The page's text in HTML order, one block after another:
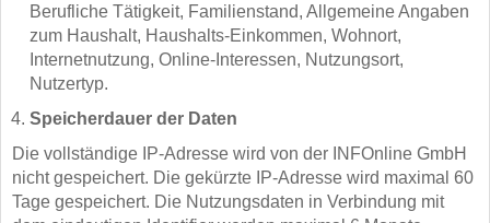
Berufliche Tätigkeit, Familienstand, Allgemeine Angaben
zum Haushalt, Haushalts-Einkommen, Wohnort,
Internetnutzung, Online-Interessen, Nutzungsort,
Nutzertyp.
Speicherdauer der Daten
Die vollständige IP-Adresse wird von der INFOnline GmbH
nicht gespeichert. Die gekürzte IP-Adresse wird maximal 60
Tage gespeichert. Die Nutzungsdaten in Verbindung mit